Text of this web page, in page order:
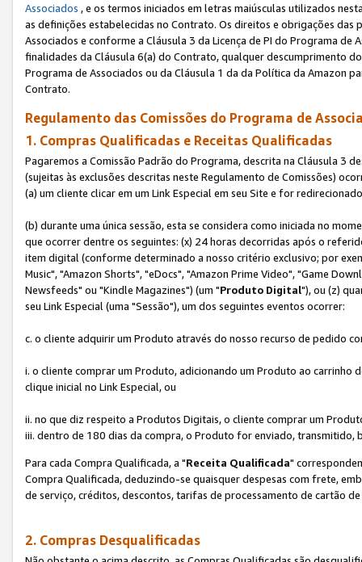
Associados , e os termos iniciados em letras maiúsculas utilizados
as definições estabelecidas no Contrato. Os direitos e obrigações
Associados e conforme a Cláusula 3 da Licença de PI do Programa
finalidades da Cláusula 6(a) do Contrato, qualquer descumprimento
Programa de Associados ou da Cláusula 1 da da Política da Amazon
Contrato.
Regulamento das Comissões do Programa de
1. Compras Qualificadas e Receitas Qualificadas
Pagaremos a Comissão Padrão do Programa, descrita na Cláusula 3
(sujeitas às exclusões descritas neste Regulamento de Comissões)
(a) um cliente clicar em um Link Especial em seu Site e for
(b) durante uma única sessão, esta se considera como iniciada no
que ocorrer dentre os seguintes: (x) 24 horas decorridas após o
item digital (conforme determinado a nosso critério exclusivo; por
Music", "Amazon Shorts", "eDocs", "Amazon Prime Video", "Game
Newsfeeds" ou "Kindle Magazines") (um "Produto Digital"), ou (z)
seu Link Especial (uma "Sessão"), um dos seguintes eventos ocorrer:
c. o cliente adquirir um Produto através do nosso recurso de pedido
i. o cliente comprar um Produto, adicionando um Produto ao
clique inicial no Link Especial, ou
ii. no que diz respeito a Produtos Digitais, o cliente comprar um
iii. dentro de 180 dias da compra, o Produto for enviado, transmitido,
Para cada Compra Qualificada, a "Receita Qualificada"
Compra Qualificada, deduzindo-se quaisquer despesas com frete,
de serviço, créditos, descontos, tarifas de processamento de cartão
2. Compras Desqualificadas